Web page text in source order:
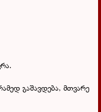
გაშავდება, მთვარე